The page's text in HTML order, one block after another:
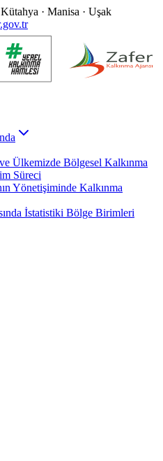
· Manisa · Uşak
Ülkemizde Bölgesel Kalkınma
Süreci
Yönetişiminde Kalkınma
İstatistiki Bölge Birimleri